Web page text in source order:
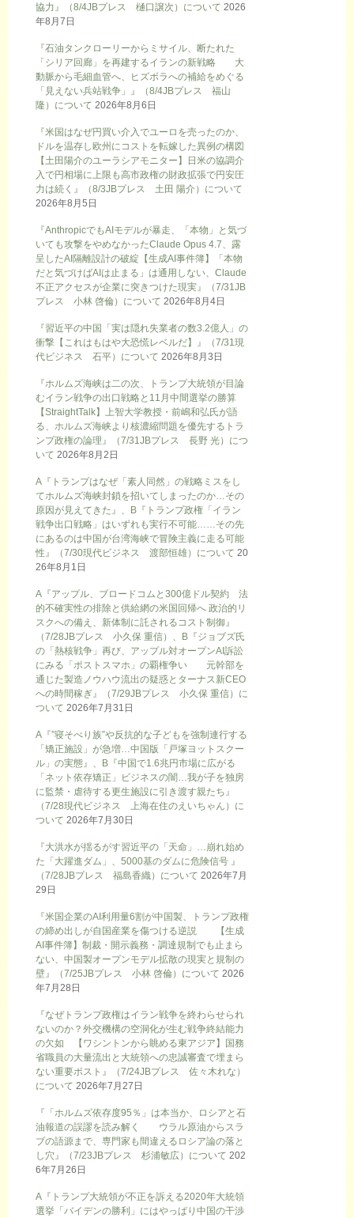
協力』（8/4JBプレス 樋口譲次）について 2026
年8月7日
『石油タンクローリーからミサイル、断たれた
「シリア回廊」を再建するイランの新戦略 大
動脈から毛細血管へ、ヒズボラへの補給をめぐる
「見えない兵站戦争」』（8/4JBプレス 福山
隆）について 2026年8月6日
『米国はなぜ円買い介入でユーロを売ったのか、
ドルを温存し欧州にコストを転嫁した異例の構図
【土田陽介のユーラシアモニター】日米の協調介
入で円相場に上限も高市政権の財政拡張で円安圧
力は続く』（8/3JBプレス 土田 陽介）について
2026年8月5日
『AnthropicでもAIモデルが暴走、「本物」と気づ
いても攻撃をやめなかったClaude Opus 4.7、露
呈したAI隔離設計の破綻【生成AI事件簿】「本物
だと気づけばAIは止まる」は通用しない、Claude
不正アクセスが企業に突きつけた現実』（7/31JB
プレス 小林 啓倫）について 2026年8月4日
『習近平の中国「実は隠れ失業者の数3.2億人」の
衝撃【これはもはや大恐慌レベルだ】』（7/31現
代ビジネス 石平）について 2026年8月3日
『ホルムズ海峡は二の次、トランプ大統領が目論
むイラン戦争の出口戦略と11月中間選挙の勝算
【StraightTalk】上智大学教授・前嶋和弘氏が語
る、ホルムズ海峡より核濃縮問題を優先するトラ
ンプ政権の論理』（7/31JBプレス 長野 光）につ
いて 2026年8月2日
A『トランプはなぜ「素人同然」の戦略ミスをし
てホルムズ海峡封鎖を招いてしまったのか…その
原因が見えてきた』、B『トランプ政権「イラン
戦争出口戦略」はいずれも実行不可能……その先
にあるのは中国が台湾海峡で冒険主義に走る可能
性』（7/30現代ビジネス 渡部恒雄）について 20
26年8月1日
A『アップル、ブロードコムと300億ドル契約 法
的不確実性の排除と供給網の米国回帰へ 政治的リ
スクへの備え、新体制に託されるコスト制御』
（7/28JBプレス 小久保 重信）、B『ジョブズ氏
の「熱核戦争」再び、アップル対オープンAI訴訟
にみる「ポストスマホ」の覇権争い 元幹部を
通じた製造ノウハウ流出の疑惑とターナス新CEO
への時間稼ぎ』（7/29JBプレス 小久保 重信）に
ついて 2026年7月31日
A『”寝そべり族”や反抗的な子どもを強制連行する
「矯正施設」が急増…中国版「戸塚ヨットスクー
ル」の実態』、B『中国で1.6兆円市場に広がる
「ネット依存矯正」ビジネスの闇…我が子を独房
に監禁・虐待する更生施設に引き渡す親たち』
（7/28現代ビジネス 上海在住のえいちゃん）に
ついて 2026年7月30日
『大洪水が揺るがす習近平の「天命」…崩れ始め
た「大躍進ダム」、5000基のダムに危険信号 』
（7/28JBプレス 福島香織）について 2026年7月
29日
『米国企業のAI利用量6割が中国製、トランプ政権
の締め出しが自国産業を傷つける逆説 【生成
AI事件簿】制裁・開示義務・調達規制でも止まら
ない、中国製オープンモデル拡散の現実と規制の
壁』（7/25JBプレス 小林 啓倫）について 2026
年7月28日
『なぜトランプ政権はイラン戦争を終わらせられ
ないのか？外交機構の空洞化が生む戦争終結能力
の欠如 【ワシントンから眺める東アジア】国務
省職員の大量流出と大統領への忠誠審査で埋まら
ない重要ポスト』（7/24JBプレス 佐々木れな）
について 2026年7月27日
『「ホルムズ依存度95％」は本当か、ロシアと石
油報道の誤謬を読み解く ウラル原油からスラ
ブの語源まで、専門家も間違えるロシア論の落と
し穴』（7/23JBプレス 杉浦敏広）について 202
6年7月26日
A『トランプ大統領が不正を訴える2020年大統領
選挙「バイデンの勝利」にはやっぱり中国の干渉